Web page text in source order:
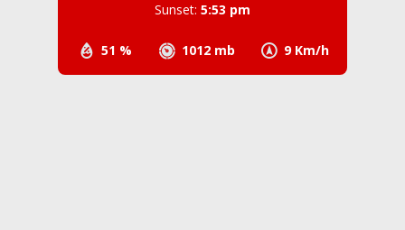
51 % 1012 mb 9 Km/h
Sunset: 5:53 pm